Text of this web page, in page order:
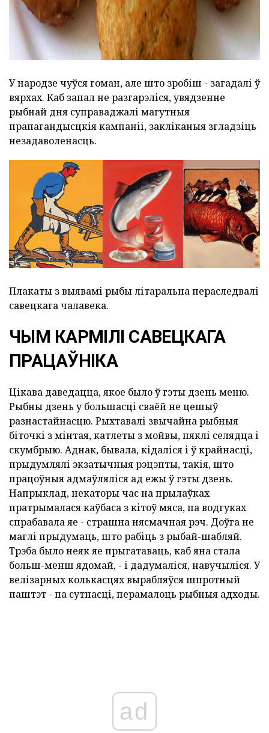
У народзе чуўся гоман, але што зробіш - загадалі ў
вярхах. Каб запал не разгарэліся, увядзенне
рыбнай дня суправаджалі магутныя
прапагандысцкія кампаніі, закліканыя згладзіць
незадаволенасць.
Плакаты з выявамі рыбы літаральна пераследвалі
савецкага чалавека.
ЧЫМ КАРМІЛІ САВЕЦКАГА
ПРАЦАЎНІКА
Цікава даведацца, якое было ў гэты дзень меню.
Рыбны дзень у большасці сваёй не цешыў
разнастайнасцю. Рыхтавалі звычайна рыбныя
біточкі з мінтая, катлеты з мойвы, пяклі селядца і
скумбрыю. Аднак, бывала, кідаліся і ў крайнасці,
прыдумлялі экзатычныя рэцэпты, такія, што
працоўныя адмаўляліся ад ежы ў гэты дзень.
Напрыклад, некаторы час на прылаўках
пратрымалася каўбаса з кітоў мяса, па водгуках
спрабавала яе - страшна нясмачная рэч. Доўга не
маглі прыдумаць, што рабіць з рыбай-шабляй.
Трэба было неяк яе прыгатаваць, каб яна стала
больш-менш ядомай, - і дадумаліся, навучыліся. У
велізарных колькасцях вырабляўся шпротный
паштэт - па сутнасці, перамалоць рыбныя адходы.
ad